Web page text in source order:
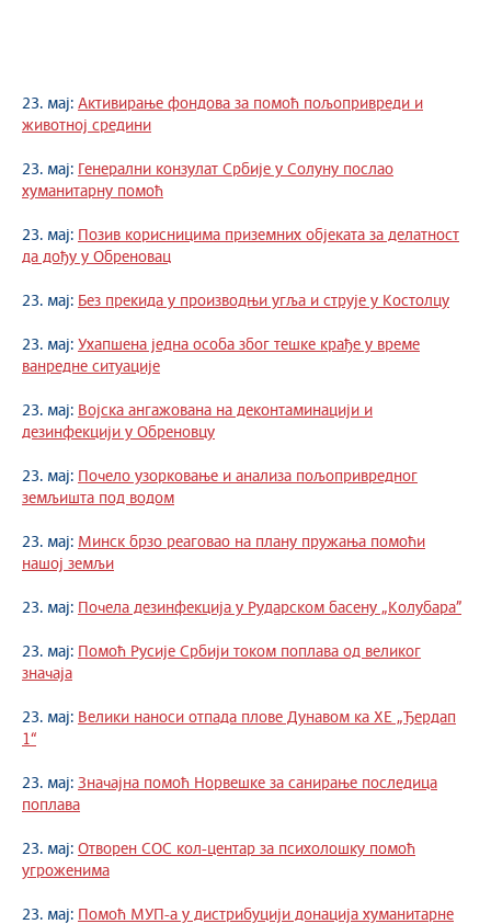
23. мај: Активирање фондова за помоћ пољопривреди и
животној средини
23. мај:
Генерални конзулат Србије у Солуну послао
хуманитарну помоћ
23. мај:
Позив корисницима приземних објеката за делатност
да дођу у Обреновац
23. мај: Без прекида у производњи угља и струје у Костолцу
23. мај: Ухапшена једна особа због тешке крађе у време
ванредне ситуације
23. мај: Војска ангажована на деконтаминацији и
дезинфекцији у Обреновцу
23. мај:
Почело узорковање и анализа пољопривредног
земљишта под водом
23. мај: Минск брзо реаговао на плану пружања помоћи
нашој земљи
23. мај: Почела дезинфекција у Рударском басену „Колубара”
23. мај:
Помоћ Русије Србији током поплава од великог
значаја
23. мај: Велики наноси отпада плове Дунавом ка ХЕ „Ђердап
1“
23. мај: Значајна помоћ Норвешке за санирање последица
поплава
23. мај: Отворен СОС кол-центар за психолошку помоћ
угроженима
23. мај:
Помоћ МУП-а у дистрибуцији донација хуманитарне